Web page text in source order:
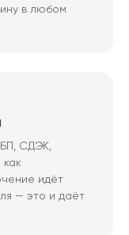
в любом
СДЭК,
идёт
— это и даёт